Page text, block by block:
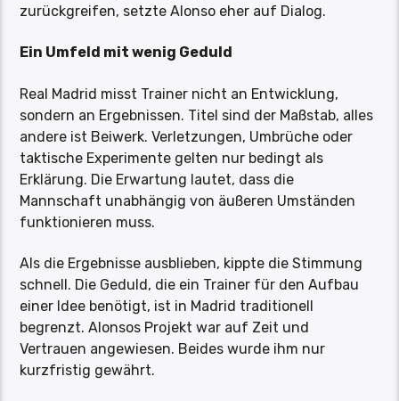
zurückgreifen, setzte Alonso eher auf Dialog.
Ein Umfeld mit wenig Geduld
Real Madrid misst Trainer nicht an Entwicklung,
sondern an Ergebnissen. Titel sind der Maßstab, alles
andere ist Beiwerk. Verletzungen, Umbrüche oder
taktische Experimente gelten nur bedingt als
Erklärung. Die Erwartung lautet, dass die
Mannschaft unabhängig von äußeren Umständen
funktionieren muss.
Als die Ergebnisse ausblieben, kippte die Stimmung
schnell. Die Geduld, die ein Trainer für den Aufbau
einer Idee benötigt, ist in Madrid traditionell
begrenzt. Alonsos Projekt war auf Zeit und
Vertrauen angewiesen. Beides wurde ihm nur
kurzfristig gewährt.